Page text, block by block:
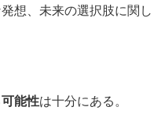
想、未来の選択肢に関し
可能性は十分にある。